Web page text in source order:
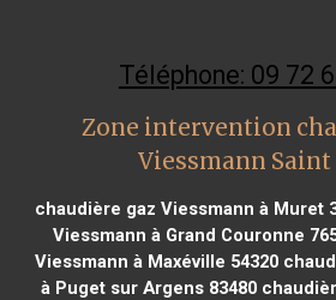
Téléphone: 09 72
Zone intervention
Viessmann Saint
chaudière gaz Viessmann à Muret
Viessmann à Grand Couronne
Viessmann à Maxéville 54320
à Puget sur Argens 83480